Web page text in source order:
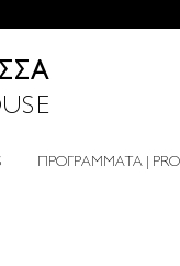
ΠΡΟΓΡΑΜΜΑΤΑ |